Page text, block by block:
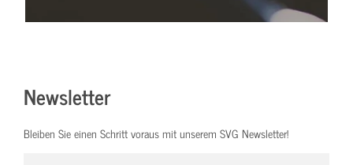
Newsletter
Bleiben Sie einen Schritt voraus mit unserem SVG Newsletter!